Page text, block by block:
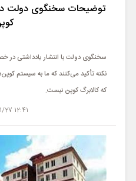
چند
توضیحات سخنگوی دولت
سخنگوی دولت با انتشار یادداشتی در
نکته تأکید می‌کنند که ما به سیستم
که کالابرگ کوپن نیست.
12:41 1403/11/27